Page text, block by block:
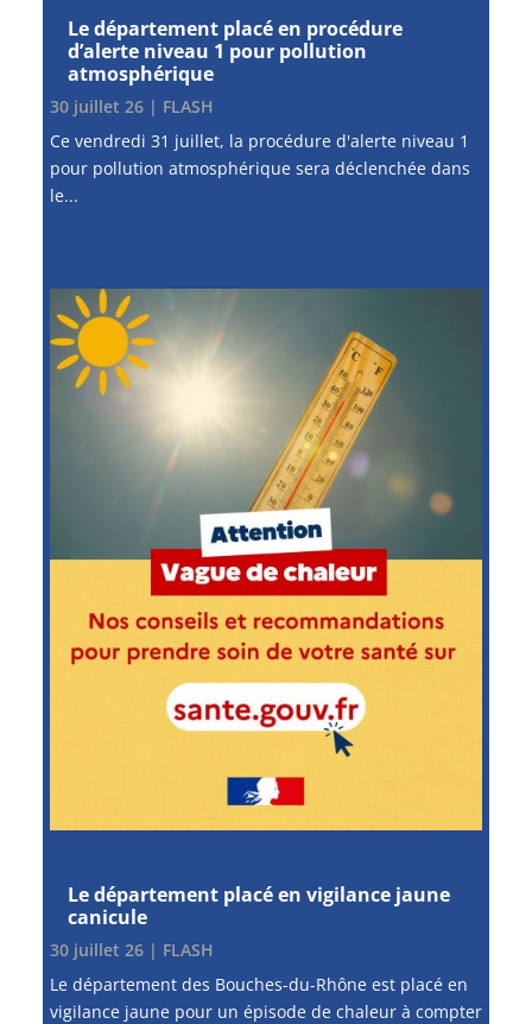
Le département placé en procédure
d’alerte niveau 1 pour pollution
atmosphérique
30 juillet 26| FLASH
Ce vendredi 31 juillet, la procédure d'alerte niveau 1
pour pollution atmosphérique sera déclenchée dans
le...
Le département placé en vigilance jaune
canicule
30 juillet 26| FLASH
Le département des Bouches-du-Rhône est placé en
vigilance jaune pour un épisode de chaleur à compter